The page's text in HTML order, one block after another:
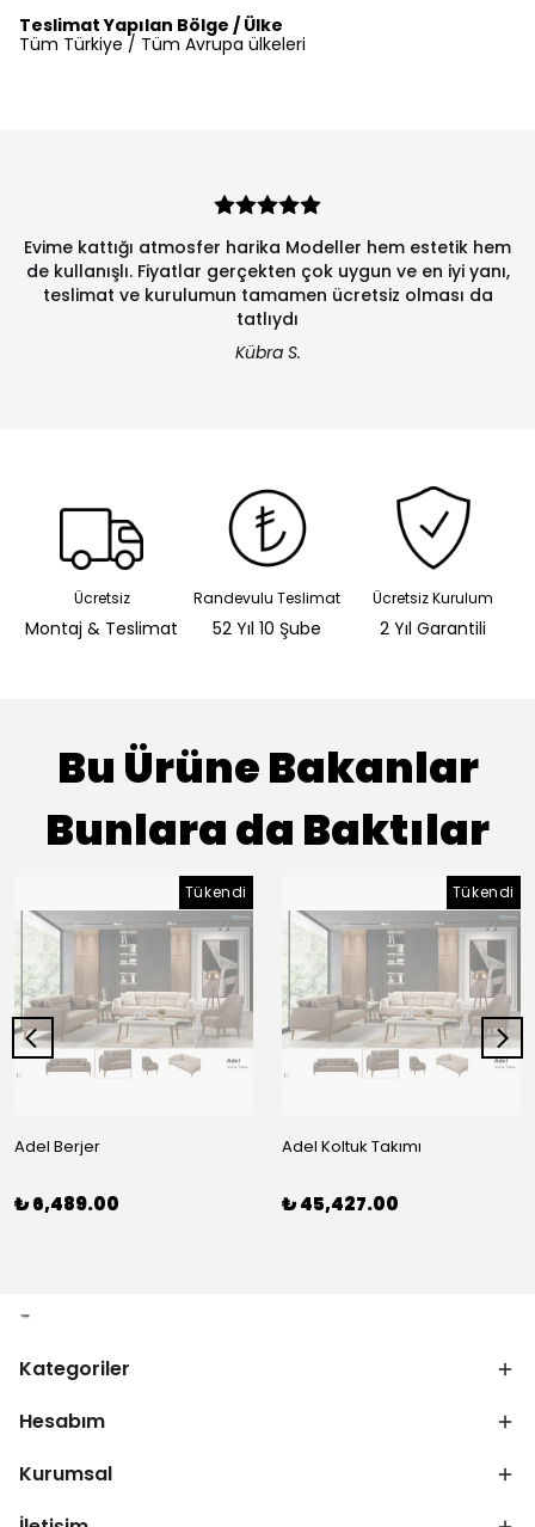
Teslimat Yapılan Bölge / Ülke
Tüm Türkiye / Tüm Avrupa ülkeleri
Evime kattığı atmosfer harika Modeller hem estetik hem
de kullanışlı. Fiyatlar gerçekten çok uygun ve en iyi yanı,
teslimat ve kurulumun tamamen ücretsiz olması da
tatlıydı
Kübra S.
Ücretsiz
Montaj & Teslimat
Randevulu Teslimat
52 Yıl 10 Şube
Ücretsiz Kurulum
2 Yıl Garantili
Bu Ürüne Bakanlar
Bunlara da Baktılar
Tükendi
Adel Berjer
₺ 6,489.00
Tükendi
Adel Koltuk Takımı
₺ 45,427.00
Kategoriler
Hesabım
Kurumsal